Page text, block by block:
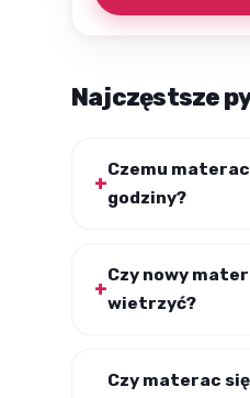
Najczęstsze
Czemu
godziny?
Czy nowy
wietrzyć?
Czy materac